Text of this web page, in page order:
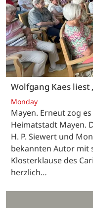
Wolfgang Kaes liest
Monday
Mayen. Erneut zog
Heimatstadt Mayen.
H. P. Siewert und
bekannten Autor mit
Klosterklause des
herzlich…